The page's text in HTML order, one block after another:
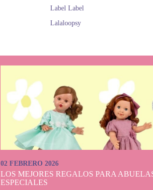
Label Label
Lalaloopsy
02 FEBRERO 2026
LOS MEJORES REGALOS PARA
ESPECIALES